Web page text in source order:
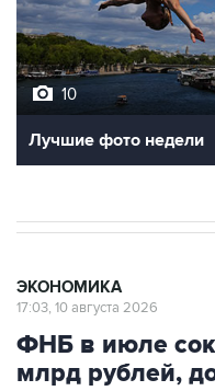
10
Лучшие фото недели
ЭКОНОМИКА
17:03, 10 августа 2026
ФНБ в июле
млрд рублей,